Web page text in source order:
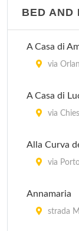
BED AND
A Casa di
via
A Casa di
via
Alla Curva
via
Annamaria
strada